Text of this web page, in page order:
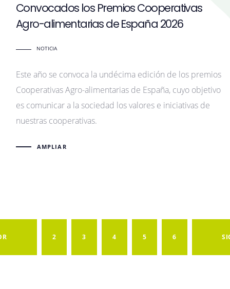
Convocados los Premios Cooperativas
Agro-alimentarias de España 2026
NOTICIA
Este año se convoca la undécima edición de los premios
Cooperativas Agro-alimentarias de España, cuyo objetivo
es comunicar a la sociedad los valores e iniciativas de
nuestras cooperativas.
AMPLIAR
2 3 4 5 6